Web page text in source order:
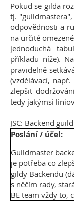
Pokud se gilda
tj.
odpovědnosti a
na určité
jednoduchá
příkladu níže).
pravidelně
(vzdělávací,
zlepšit
tedy jakýmsi
JSC: Backend
Poslání / účel:
Guildmaster
je potřeba co
gildy Backendu
s něčím rady,
BE team vždy to,